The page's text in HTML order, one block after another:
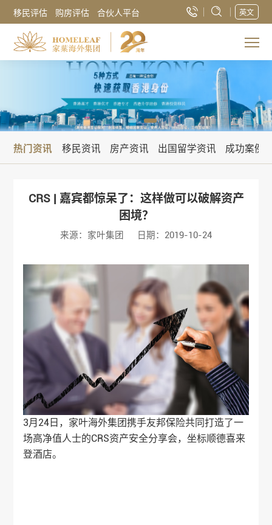
移民评估 购房评估 合伙人平台 英文
热门资讯 移民资讯 房产资讯 出国留学资讯 成功案例
CRS | 嘉宾都惊呆了：这样做可以破解资产
困境？
来源：家叶集团 日期：2019-10-24
3月24日， 家叶海外集团携手友邦保险共同打造了一
场高净值人士的CRS资产安全分享会，坐标顺德喜来
登酒店。